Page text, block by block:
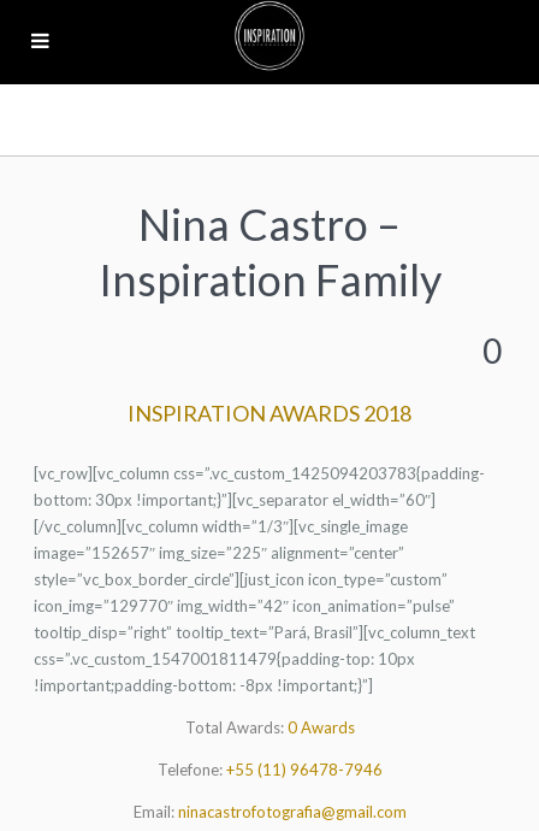
Nina Castro –
Inspiration Family
0
INSPIRATION AWARDS 2018
[vc_row][vc_column css=”.vc_custom_1425094203783{padding-
bottom: 30px !important;}”][vc_separator el_width=”60″]
[/vc_column][vc_column width=”1/3″][vc_single_image
image=”152657″ img_size=”225″ alignment=”center”
style=”vc_box_border_circle”][just_icon icon_type=”custom”
icon_img=”129770″ img_width=”42″ icon_animation=”pulse”
tooltip_disp=”right” tooltip_text=”Pará, Brasil”][vc_column_text
css=”.vc_custom_1547001811479{padding-top: 10px
!important;padding-bottom: -8px !important;}”]
Total Awards:0 Awards
Telefone:+55 (11) 96478-7946
Email:ninacastrofotografia@gmail.com